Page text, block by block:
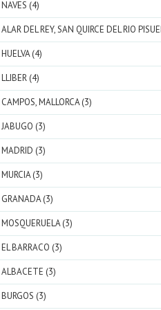
NAVES (4)
ALAR DEL REY, SAN QUIRCE DEL RIO
HUELVA (4)
LLIBER (4)
CAMPOS, MALLORCA (3)
JABUGO (3)
MADRID (3)
MURCIA (3)
GRANADA (3)
MOSQUERUELA (3)
EL BARRACO (3)
ALBACETE (3)
BURGOS (3)